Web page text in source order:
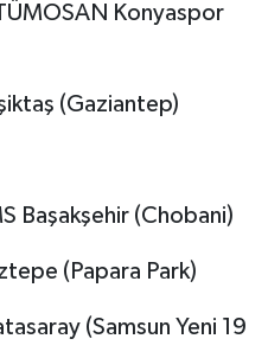
Konyaspor
(Gaziantep)
Başakşehir (Chobani)
(Papara Park)
(Samsun Yeni 19